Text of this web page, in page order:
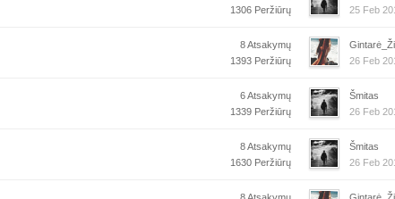
1306 Peržiūrų
25 Feb
8 Atsakymų
1393 Peržiūrų
26 Feb
6 Atsakymų
1339 Peržiūrų
Šmitas
26 Feb
8 Atsakymų
1630 Peržiūrų
Šmitas
26 Feb